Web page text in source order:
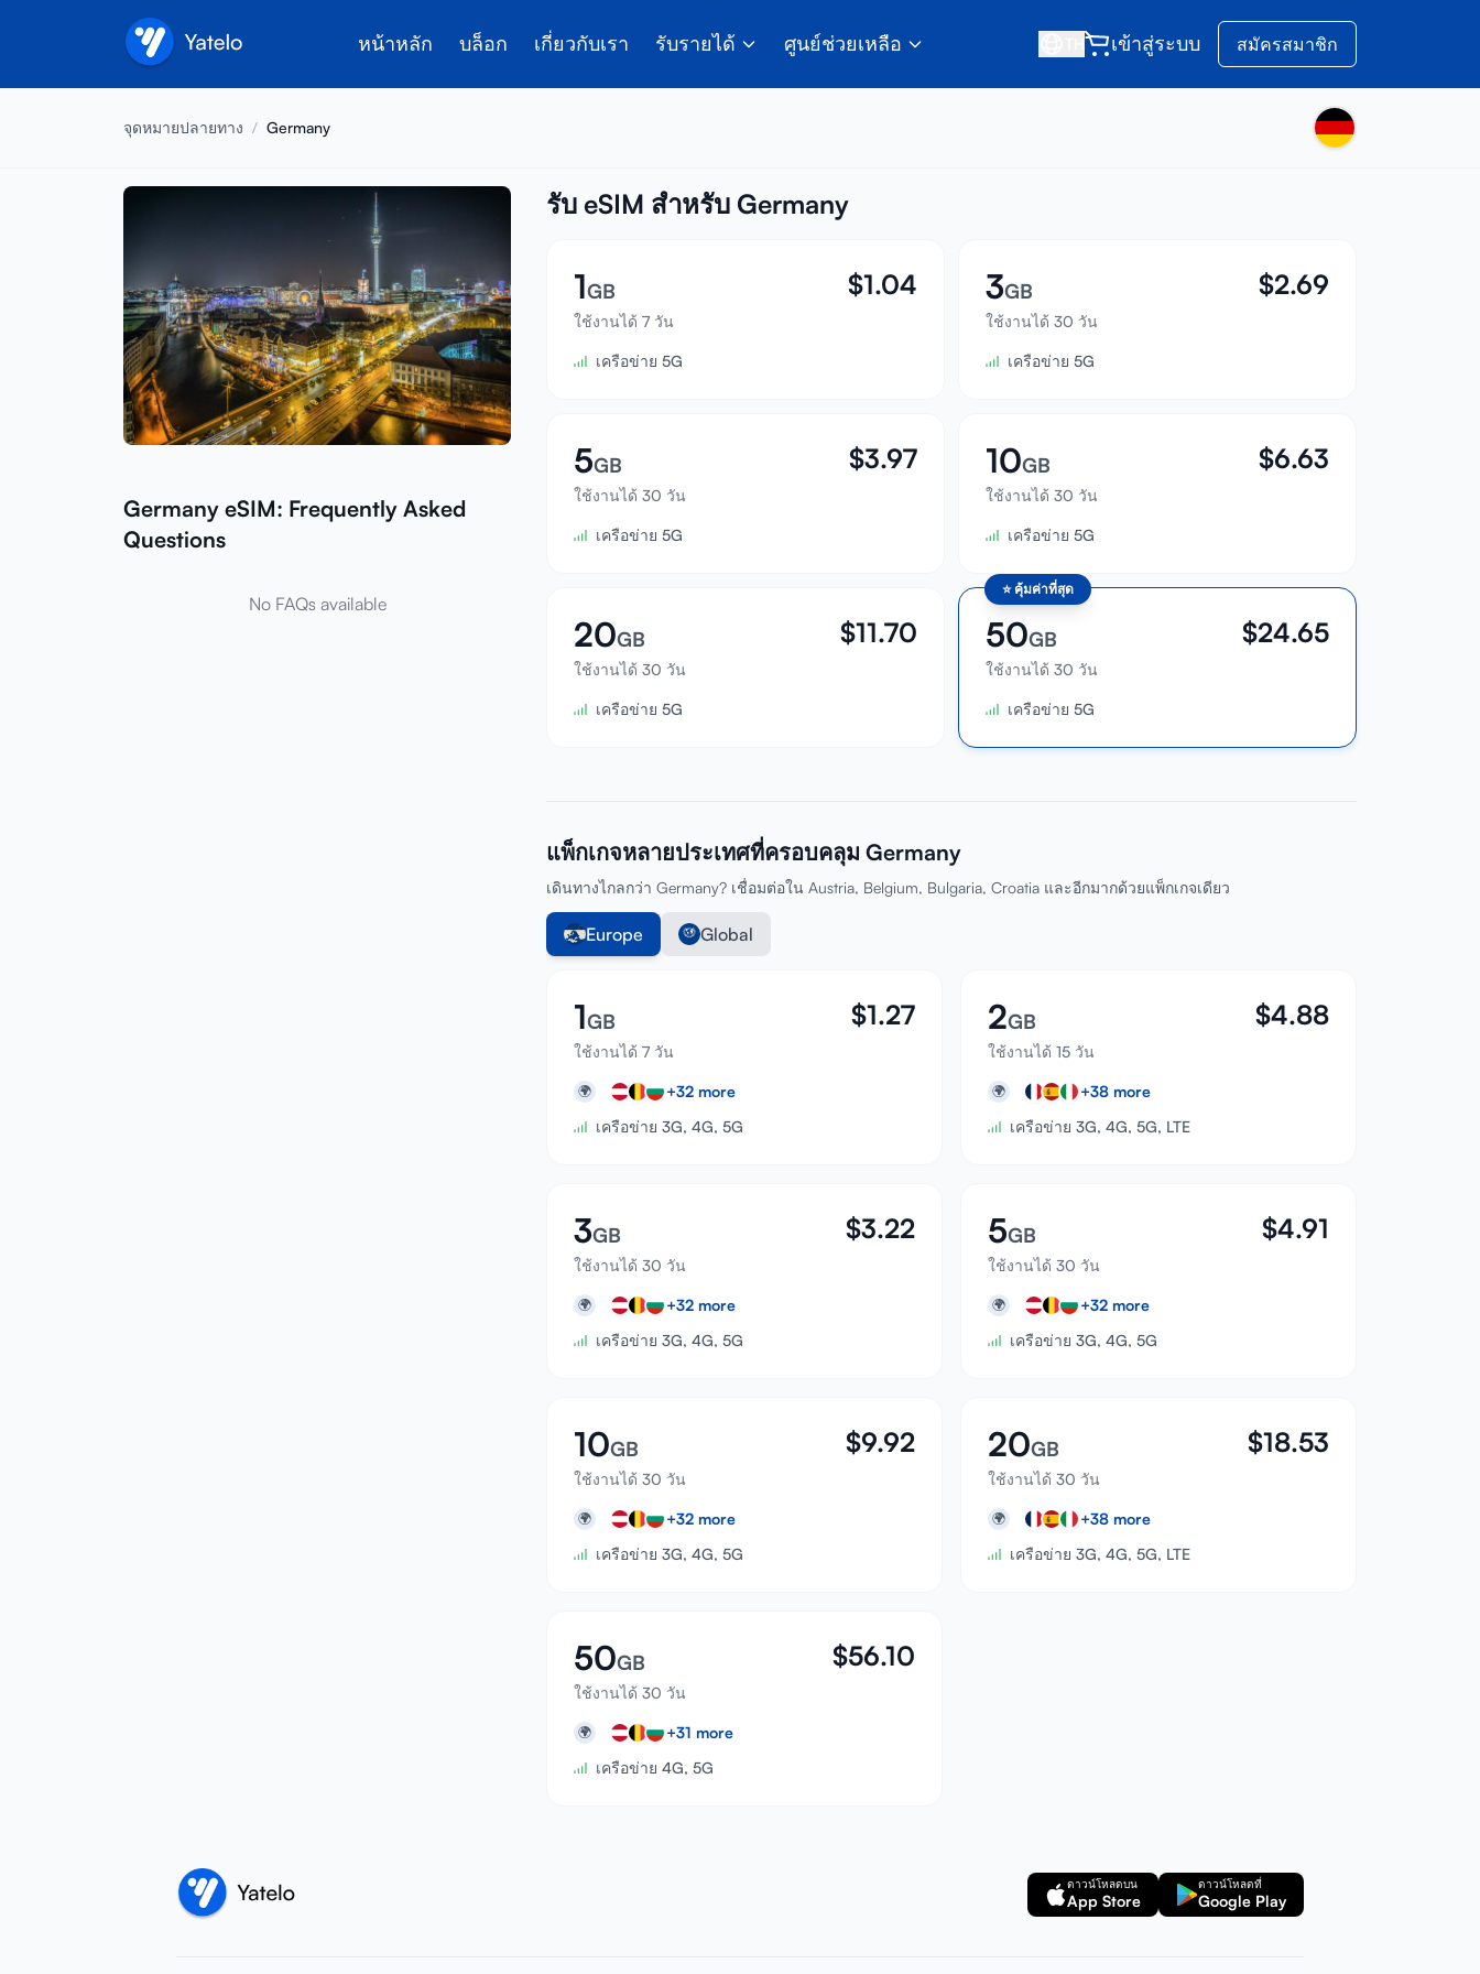
หน้าหลัก บล็อก เกี่ยวกับเรา รับรายได้ ศูนย์ช่วยเหลือ เข้าสู่ระบบ สมัครสมาชิก
จุดหมายปลายทาง / Germany
Germany eSIM: Frequently Asked
Questions
No FAQs available
รับ eSIM สำหรับ Germany
1GB
ใช้งานได้ 7 วัน
$1.04
เครือข่าย 5G
3GB
ใช้งานได้ 30 วัน
$2.69
เครือข่าย 5G
5GB
ใช้งานได้ 30 วัน
$3.97
เครือข่าย 5G
10GB
ใช้งานได้ 30 วัน
$6.63
เครือข่าย 5G
20GB
ใช้งานได้ 30 วัน
$11.70
เครือข่าย 5G
⭐ คุ้มค่าที่สุด
50GB
ใช้งานได้ 30 วัน
$24.65
เครือข่าย 5G
แพ็กเกจหลายประเทศที่ครอบคลุม Germany
เดินทางไกลกว่า Germany? เชื่อมต่อใน Austria, Belgium, Bulgaria, Croatia และอีกมากด้วยแพ็กเกจเดียว
Europe Global
1GB
ใช้งานได้ 7 วัน
$1.27
🌍 +32 more
เครือข่าย 3G, 4G, 5G
2GB
ใช้งานได้ 15 วัน
$4.88
🌍 +38 more
เครือข่าย 3G, 4G, 5G, LTE
3GB
ใช้งานได้ 30 วัน
$3.22
🌍 +32 more
เครือข่าย 3G, 4G, 5G
5GB
ใช้งานได้ 30 วัน
$4.91
🌍 +32 more
เครือข่าย 3G, 4G, 5G
10GB
ใช้งานได้ 30 วัน
$9.92
🌍 +32 more
เครือข่าย 3G, 4G, 5G
20GB
ใช้งานได้ 30 วัน
$18.53
🌍 +38 more
เครือข่าย 3G, 4G, 5G, LTE
50GB
ใช้งานได้ 30 วัน
$56.10
🌍 +31 more
เครือข่าย 4G, 5G
ดาวน์โหลดบน
App Store
ดาวน์โหลดที่
Google Play